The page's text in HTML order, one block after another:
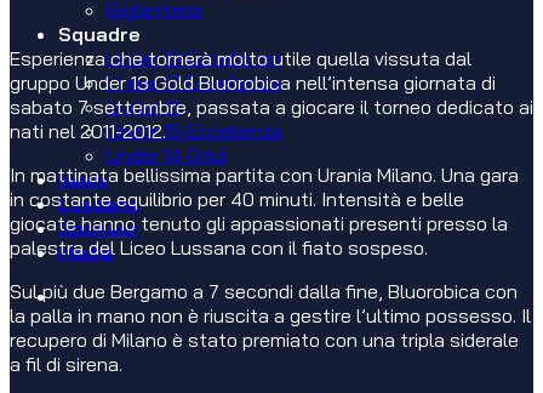
Biglietteria
Squadre
Under 19 Eccellenza
Under 17 Eccellenza
Under 16
Under 15 Eccellenza
Under 14 Gold
News
Lussana
Sponsor
Media
Esperienza che tornerà molto utile quella vissuta dal
gruppo Under 13 Gold Bluorobica nell’intensa giornata di
sabato 7 settembre, passata a giocare il torneo dedicato ai
nati nel 2011-2012.
In mattinata bellissima partita con Urania Milano. Una gara
in costante equilibrio per 40 minuti. Intensità e belle
giocate hanno tenuto gli appassionati presenti presso la
palestra del Liceo Lussana con il fiato sospeso.
Sul più due Bergamo a 7 secondi dalla fine, Bluorobica con
la palla in mano non è riuscita a gestire l’ultimo possesso. Il
recupero di Milano è stato premiato con una tripla siderale
a fil di sirena.